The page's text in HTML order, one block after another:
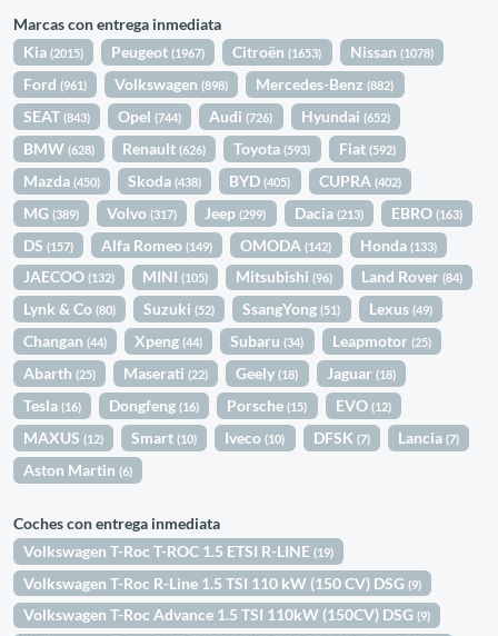
Marcas con entrega inmediata
Kia(2015) Peugeot(1967) Citroën(1653) Nissan (1078)
Ford(961) Volkswagen(898) Mercedes-Benz(882)
SEAT(843) Opel(744) Audi(726) Hyundai (652)
BMW(628) Renault(626) Toyota(593) Fiat (592)
Mazda(450) Skoda(438) BYD(405) CUPRA (402)
MG(389) Volvo(317) Jeep(299) Dacia (213) EBRO (163)
DS(157) Alfa Romeo(149) OMODA(142) Honda (133)
JAECOO(132) MINI(105) Mitsubishi(96) Land Rover (84)
Lynk & Co(80) Suzuki(52) SsangYong(51) Lexus (49)
Changan(44) Xpeng(44) Subaru(34) Leapmotor (25)
Abarth(25) Maserati(22) Geely(18) Jaguar (18)
Tesla(16) Dongfeng(16) Porsche(15) EVO (12)
MAXUS(12) Smart(10) Iveco(10) DFSK (7) Lancia (7)
Aston Martin(6)
Coches con entrega inmediata
Volkswagen T-Roc T-ROC 1.5 ETSI R-LINE(19)
Volkswagen T-Roc R-Line 1.5 TSI 110 kW (150 CV) DSG(9)
Volkswagen T-Roc Advance 1.5 TSI 110kW (150CV) DSG(9)